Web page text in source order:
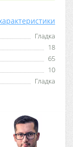
Гладка
18
65
10
Гладка